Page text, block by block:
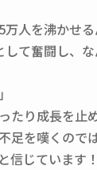
人を沸かせ
て奮闘し、
たり成長を止
足を嘆くので
信じています！